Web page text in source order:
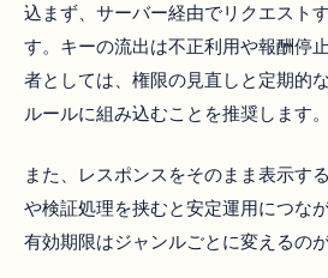
込まず、サーバー経由でリクエスト
す。キーの流出は不正利用や報酬停
者としては、権限の見直しと定期的
ルールに組み込むことを推奨します。
また、レスポンスをそのまま表示す
や検証処理を挟むと安定運用につな
有効期限はジャンルごとに変えるの